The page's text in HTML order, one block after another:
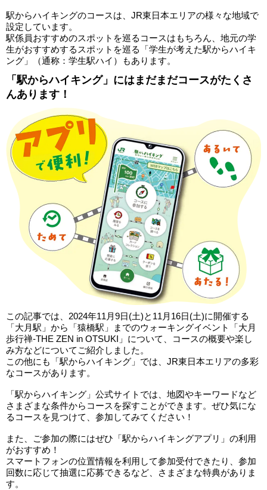
駅からハイキングのコースは、JR東日本エリアの様々な地域で
設定しています。
駅係員おすすめのスポットを巡るコースはもちろん、地元の学
生がおすすめするスポットを巡る「学生が考えた駅からハイキ
ング」（通称：学生駅ハイ）もあります。
「駅からハイキング」にはまだまだコースがたくさ
んあります！
この記事では、2024年11月9日(土)と11月16日(土)に開催する
「大月駅」から「猿橋駅」までのウォーキングイベント「大月
歩行禅-THE ZEN in OTSUKI」について、コースの概要や楽し
み方などについてご紹介しました。
この他にも「駅からハイキング」では、JR東日本エリアの多彩
なコースがあります。
「駅からハイキング」公式サイトでは、地図やキーワードなど
さまざまな条件からコースを探すことができます。ぜひ気にな
るコースを見つけて、参加してみてください！
また、ご参加の際にはぜひ「駅からハイキングアプリ」の利用
がおすすめ！
スマートフォンの位置情報を利用して参加受付できたり、参加
回数に応じて抽選に応募できるなど、さまざまな特典がありま
す。